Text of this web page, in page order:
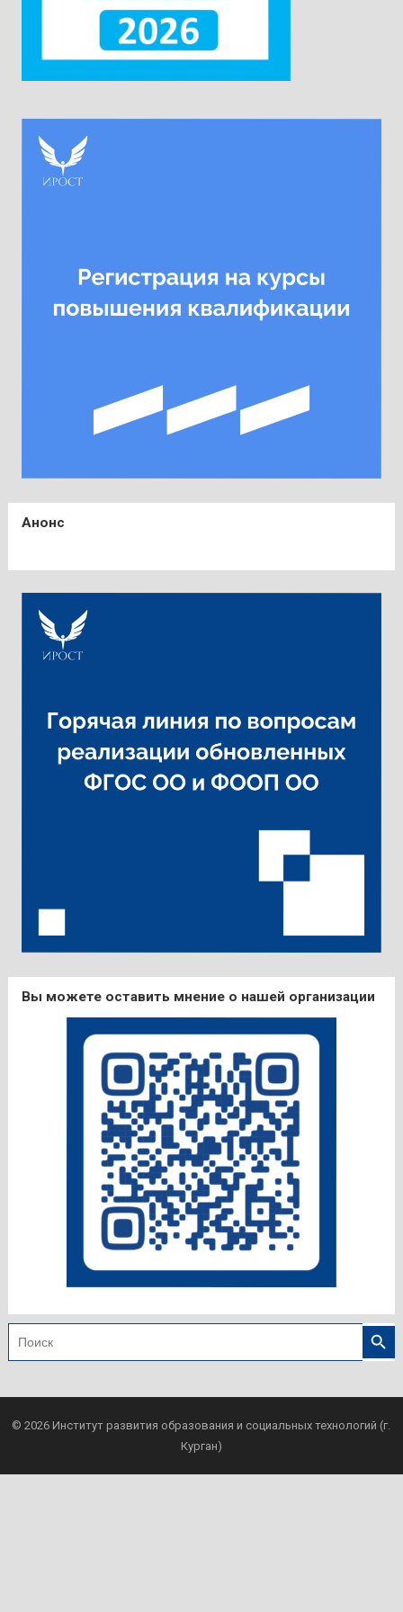
Анонс
Вы можете оставить мнение о нашей организации
Search
for:
© 2026 Институт развития образования и социальных технологий (г.
Курган)